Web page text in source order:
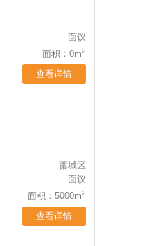
面议
面积：0m2
查看详情
藁城区
面议
面积：5000m2
查看详情